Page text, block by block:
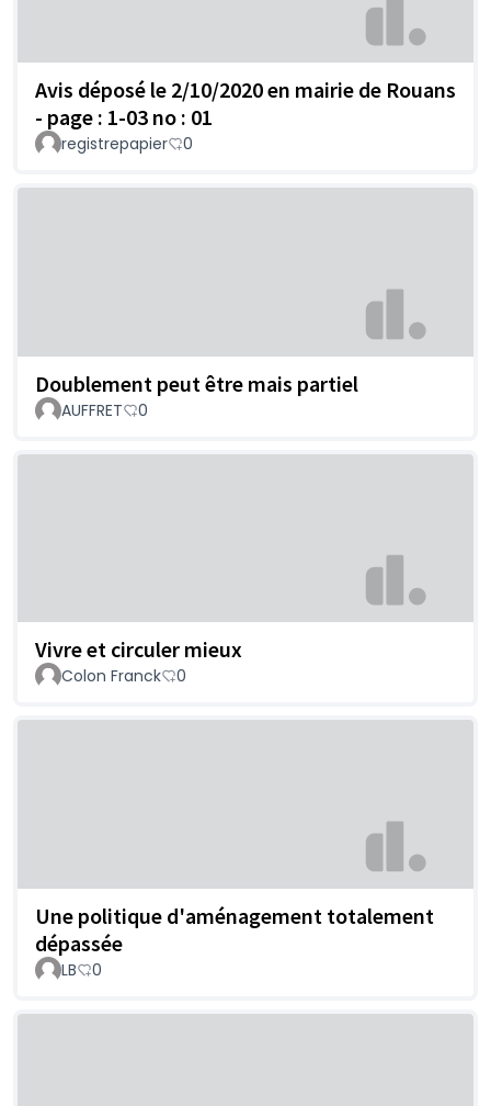
Avis déposé le 2/10/2020 en mairie de Rouans
- page : 1-03 no : 01
registrepapier 0
Doublement peut être mais partiel
AUFFRET 0
Vivre et circuler mieux
Colon Franck 0
Une politique d'aménagement totalement
dépassée
LB 0